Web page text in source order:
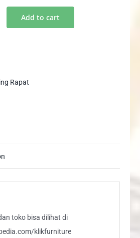
Add to cart
Rapat
toko bisa dilihat di
klikfurniture